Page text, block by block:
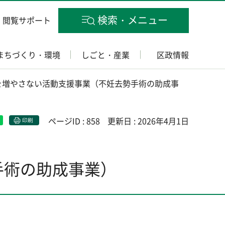
閲覧サポート 検索・メニュー
ちづくり・環境 しごと・産業 区政情報
やさない活動支援事業（不妊去勢手術の助成事
印刷 ページID : 858 更新日 : 2026年4月1日
の助成事業）